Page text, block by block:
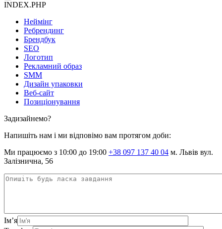
INDEX.PHP
Неймінг
Ребрендинг
Брендбук
SEO
Логотип
Рекламний образ
SMM
Дизайн упаковки
Веб-сайт
Позиціонування
Задизайнемо?
Напишіть нам і ми відповімо вам протягом доби:
Ми працюємо з 10:00 до 19:00 +38 097 137 40 04 м. Львів вул.
Залізнична, 56
Ім’я